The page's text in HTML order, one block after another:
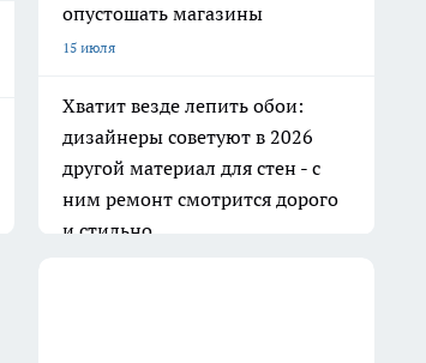
опустошать магазины
15 июля
Баня всегда как новая: очищаю
вагонку в парилке одним
дедовским способом —
работает на 10 из 10
31 июля